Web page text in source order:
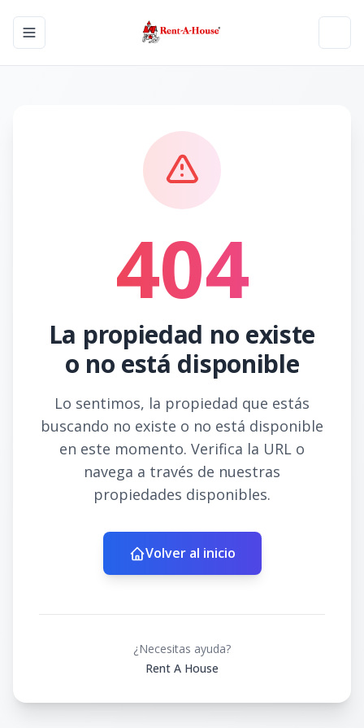
Toggle navigation menu
404
La propiedad no existe
o no está disponible
Lo sentimos, la propiedad que estás
buscando no existe o no está disponible
en este momento. Verifica la URL o
navega a través de nuestras
propiedades disponibles.
Volver al inicio
¿Necesitas ayuda?
Rent A House